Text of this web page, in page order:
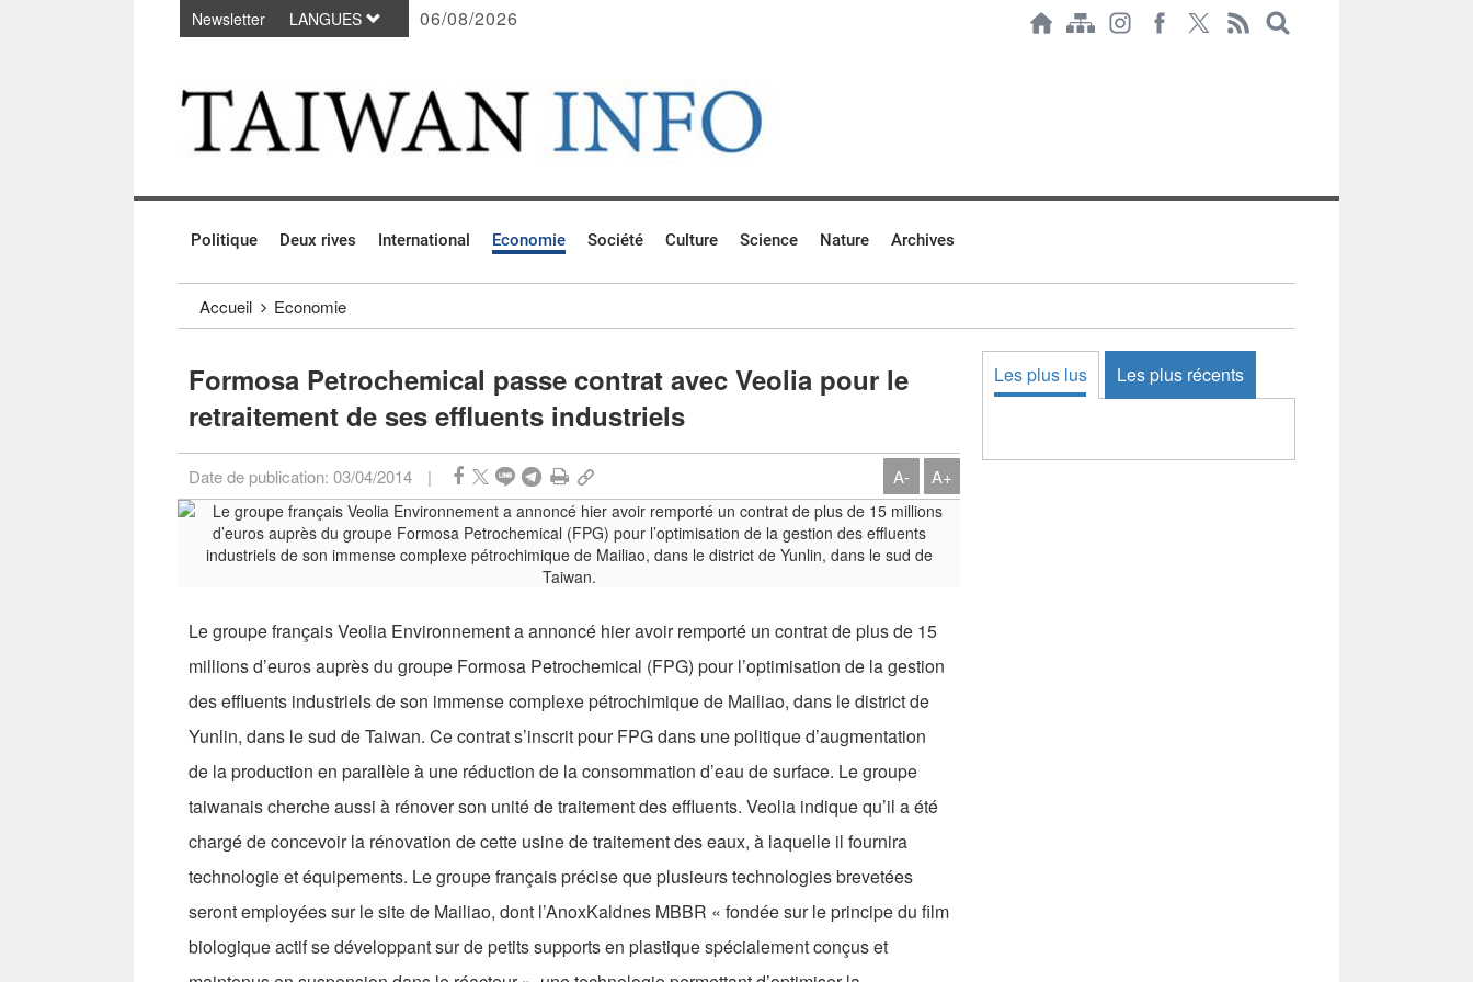
Passer au contenu principal
Newsletter LANGUES 06/08/2026
Politique Deux rives International Economie Société Culture Science Nature Archives
Accueil Economie
Formosa Petrochemical passe contrat avec Veolia pour le
retraitement de ses effluents industriels
Date de publication: 03/04/2014 | A- A+
Le groupe français Veolia Environnement a annoncé hier avoir remporté un contrat de plus de 15
millions d’euros auprès du groupe Formosa Petrochemical (FPG) pour l’optimisation de la gestion
des effluents industriels de son immense complexe pétrochimique de Mailiao, dans le district de
Yunlin, dans le sud de Taiwan. Ce contrat s’inscrit pour FPG dans une politique d’augmentation
de la production en parallèle à une réduction de la consommation d’eau de surface. Le groupe
taiwanais cherche aussi à rénover son unité de traitement des effluents. Veolia indique qu’il a été
chargé de concevoir la rénovation de cette usine de traitement des eaux, à laquelle il fournira
technologie et équipements. Le groupe français précise que plusieurs technologies brevetées
seront employées sur le site de Mailiao, dont l’AnoxKaldnes MBBR « fondée sur le principe du film
biologique actif se développant sur de petits supports en plastique spécialement conçus et
Les plus lus Les plus récents